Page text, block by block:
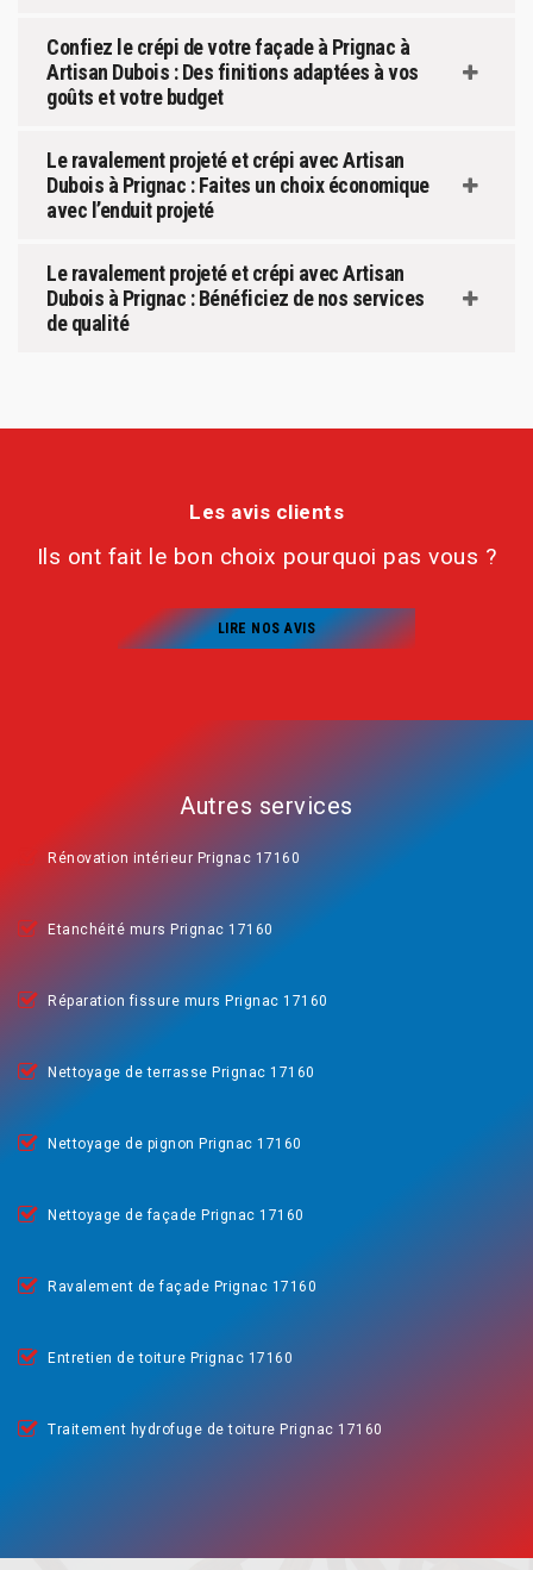
Confiez le crépi de votre façade à Prignac à
Artisan Dubois : Des finitions adaptées à vos
goûts et votre budget
Le ravalement projeté et crépi avec Artisan
Dubois à Prignac : Faites un choix économique
avec l’enduit projeté
Le ravalement projeté et crépi avec Artisan
Dubois à Prignac : Bénéficiez de nos services
de qualité
Les avis clients
Ils ont fait le bon choix pourquoi pas vous ?
LIRE NOS AVIS
Autres services
Rénovation intérieur Prignac 17160
Etanchéité murs Prignac 17160
Réparation fissure murs Prignac 17160
Nettoyage de terrasse Prignac 17160
Nettoyage de pignon Prignac 17160
Nettoyage de façade Prignac 17160
Ravalement de façade Prignac 17160
Entretien de toiture Prignac 17160
Traitement hydrofuge de toiture Prignac 17160